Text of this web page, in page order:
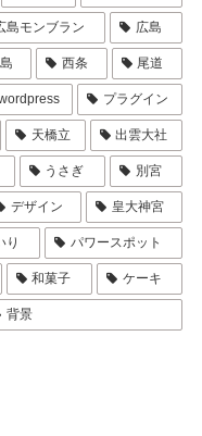
島モンブラン 広島
西条 尾道
プラグイン
天橋立 出雲大社
うさぎ 別宮
デザイン 皇大神宮
り パワースポット
和菓子 ケーキ
背景